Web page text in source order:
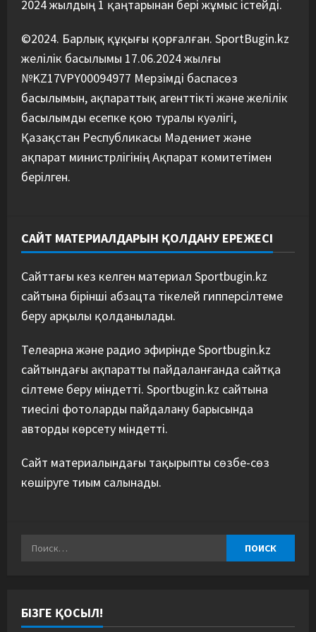
2024 жылдың 1 қаңтарынан бері жұмыс істейді.
©2024. Барлық құқығы қорғалған. SportBugin.kz
желілік басылымы 17.06.2024 жылғы
№KZ17VPY00094977 Мерзімді баспасөз
басылымын, ақпараттық агенттікті және желілік
басылымды есепке қою туралы куәлігі,
Қазақстан Республикасы Мәдениет және
ақпарат министрлігінің Ақпарат комитетімен
берілген.
САЙТ МАТЕРИАЛДАРЫН ҚОЛДАНУ ЕРЕЖЕСІ
Сайттағы кез келген материал Sportbugin.kz
сайтына бірінші абзацта тікелей гипперсілтеме
беру арқылы қолданылады.
Телеарна және радио эфирінде Sportbugin.kz
сайтындағы ақпаратты пайдаланғанда сайтқа
сілтеме беру міндетті. Sportbugin.kz сайтына
тиесілі фотоларды пайдалану барысында
авторды көрсету міндетті.
Сайт материалындағы тақырыпты сөзбе-сөз
көшіруге тиым салынады.
БІЗГЕ ҚОСЫЛ!